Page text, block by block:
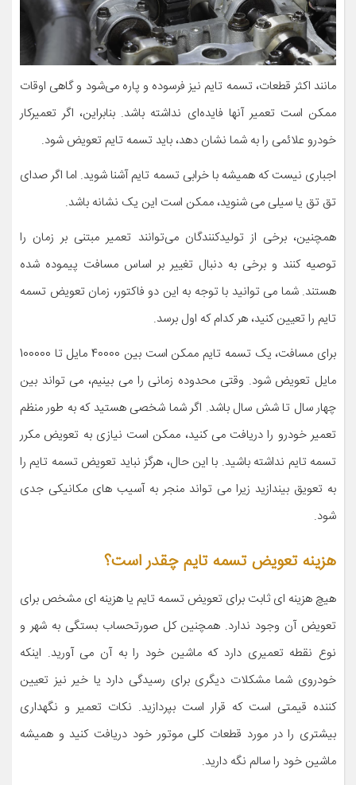
مانند اکثر قطعات، تسمه تایم نیز فرسوده و پاره می‌شود و گاهی اوقات
ممکن است تعمیر آنها فایده‌ای نداشته باشد. بنابراین، اگر تعمیرکار
خودرو علائمی را به شما نشان دهد، باید تسمه تایم تعویض شود.
اجباری نیست که همیشه با خرابی تسمه تایم آشنا شوید. اما اگر صدای
تق تق یا سیلی می شنوید، ممکن است این یک نشانه باشد.
همچنین، برخی از تولیدکنندگان می‌توانند تعمیر مبتنی بر زمان را
توصیه کنند و برخی به دنبال تغییر بر اساس مسافت پیموده شده
هستند. شما می توانید با توجه به این دو فاکتور، زمان تعویض تسمه
تایم را تعیین کنید، هر کدام که اول برسد.
برای مسافت، یک تسمه تایم ممکن است بین 40000 مایل تا 100000
مایل تعویض شود. وقتی محدوده زمانی را می بینیم، می تواند بین
چهار سال تا شش سال باشد. اگر شما شخصی هستید که به طور منظم
تعمیر خودرو را دریافت می کنید، ممکن است نیازی به تعویض مکرر
تسمه تایم نداشته باشید. با این حال، هرگز نباید تعویض تسمه تایم را
به تعویق بیندازید زیرا می تواند منجر به آسیب های مکانیکی جدی
شود.
هزینه تعویض تسمه تایم چقدر است؟
هیچ هزینه ای ثابت برای تعویض تسمه تایم یا هزینه ای مشخص برای
تعویض آن وجود ندارد. همچنین کل صورتحساب بستگی به شهر و
نوع نقطه تعمیری دارد که ماشین خود را به آن می آورید. اینکه
خودروی شما مشکلات دیگری برای رسیدگی دارد یا خیر نیز تعیین
کننده قیمتی است که قرار است بپردازید. نکات تعمیر و نگهداری
بیشتری را در مورد قطعات کلی موتور خود دریافت کنید و همیشه
ماشین خود را سالم نگه دارید.